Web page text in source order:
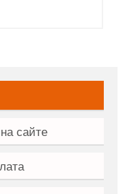
сайте